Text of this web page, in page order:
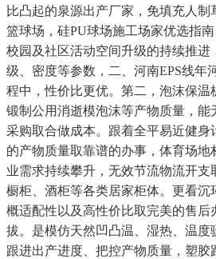
比凸起的泉源出产厂家，免填充人制
篮球场，硅PU球场施工场家优选指南
校园及社区活动空间升级的持续推进
级、密度等参数，二、河南EPS线年
程中，性价比更优。第二，泡沫保温
锻制公用消逝模泡沫等产物质量，能
采购取合做成本。跟着全平易近健身
的产物质量取靠谱的办事，体育场
业需求持续攀升，无效节流物流开支
橱柜、酒柜等各类居家柜体。更看沉
概适配性以及高性价比取完美的售后
拔。是模仿天然凹凸温、湿热、温度
跟进出产进度、把控产物质量，塑胶